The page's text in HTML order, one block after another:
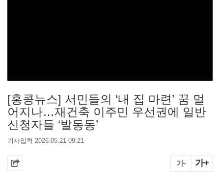
[홍콩뉴스] 서민들의 ‘내 집 마련’ 꿈 멀
어지나…재건축 이주민 우선권에 일반
신청자들 ‘발동동’
기사입력 2026.05.21 09:21
가- 가+